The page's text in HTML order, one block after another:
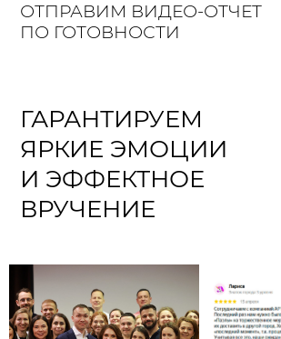
ОТПРАВИМ ВИДЕО-ОТЧЕТ
ПО ГОТОВНОСТИ
ГАРАНТИРУЕМ
ЯРКИЕ ЭМОЦИИ
И ЭФФЕКТНОЕ
ВРУЧЕНИЕ